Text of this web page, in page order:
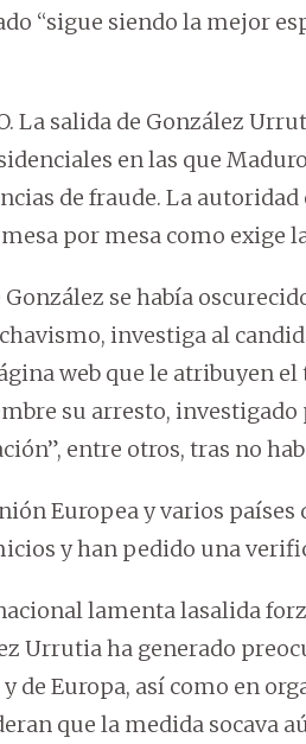
“sigue siendo la mejor
La salida de González
en las que
de fraude. La
por mesa como exige
se había
investiga al
web que le atribuyen
su arresto,
entre otros, tras no
Europea y varios
y han pedido una
lamenta lasalida
Urrutia ha generado
de Europa, así como en
que la medida socava